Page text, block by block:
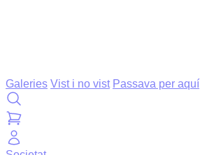
Galeries Vist i no vist Passava per aquí